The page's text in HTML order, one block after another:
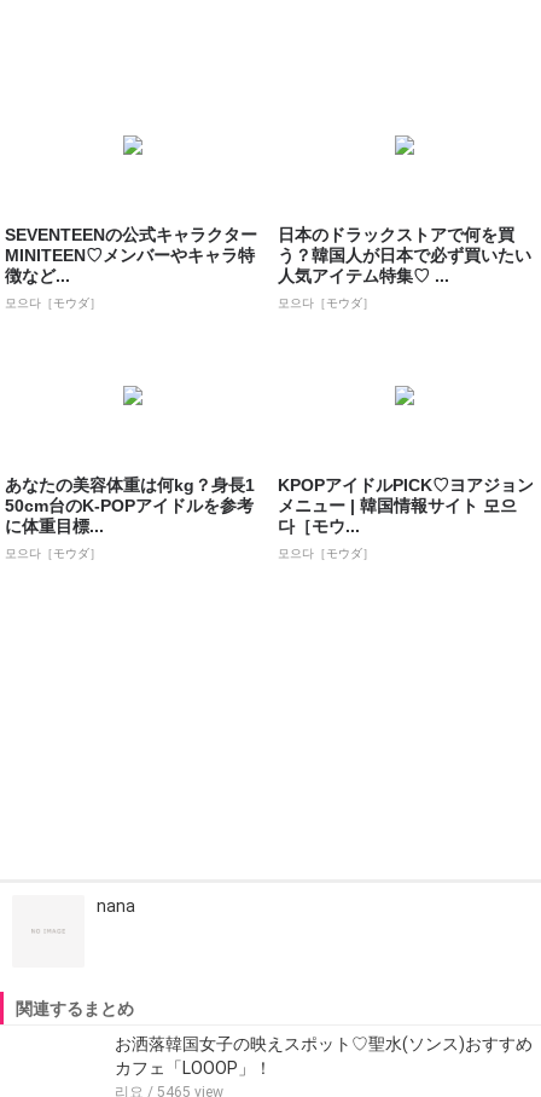
SEVENTEENの公式キャラクター
MINITEEN♡メンバーやキャラ特
徴など...
모으다［モウダ］
日本のドラックストアで何を買
う？韓国人が日本で必ず買いたい
人気アイテム特集♡ ...
모으다［モウダ］
あなたの美容体重は何kg？身長1
50cm台のK-POPアイドルを参考
に体重目標...
모으다［モウダ］
KPOPアイドルPICK♡ヨアジョン
メニュー | 韓国情報サイト 모으
다［モウ...
모으다［モウダ］
nana
関連するまとめ
お洒落韓国女子の映えスポット♡聖水(ソンス)おすすめ
カフェ「LOOOP」！
리요 / 5465 view